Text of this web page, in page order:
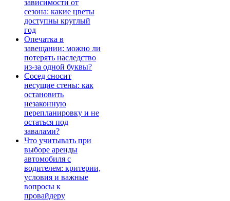
зависимости от
сезона: какие цветы
доступны круглый
год
Опечатка в
завещании: можно ли
потерять наследство
из-за одной буквы?
Сосед сносит
несущие стены: как
остановить
незаконную
перепланировку и не
остаться под
завалами?
Что учитывать при
выборе аренды
автомобиля с
водителем: критерии,
условия и важные
вопросы к
провайдеру